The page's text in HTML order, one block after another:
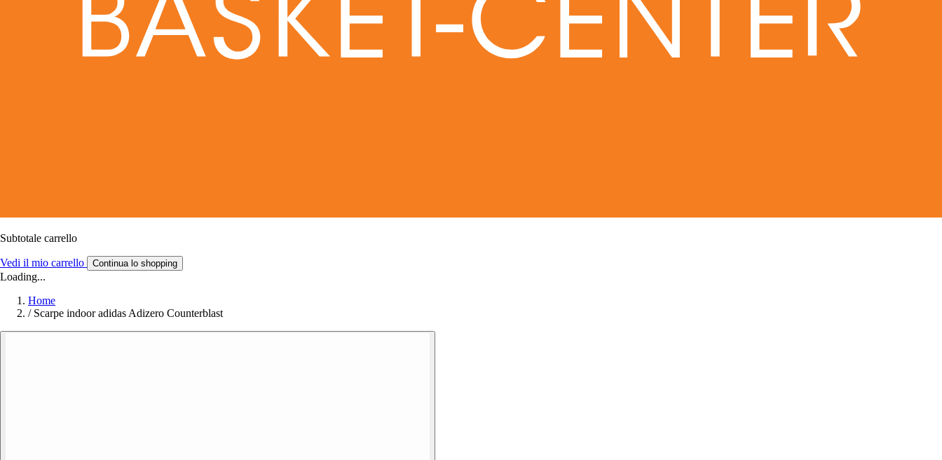
Subtotale carrello
Vedi il mio carrello Continua lo shopping
Loading...
Home
/ Scarpe indoor adidas Adizero Counterblast